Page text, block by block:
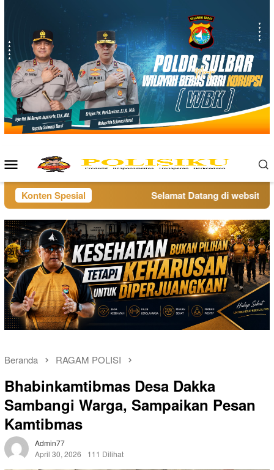
Menu
Mobile
Konten Spesial Selamat Datang di website
Beranda RAGAM POLISI
Bhabinkamtibmas Desa Dakka
Sambangi Warga, Sampaikan Pesan
Kamtibmas
Admin77
April 30, 2026
111 Dilihat